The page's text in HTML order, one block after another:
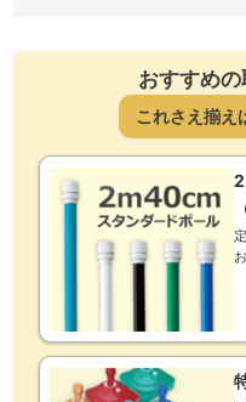
おすすめ
これさえ揃え